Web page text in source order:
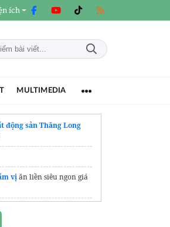
ích
MULTIMEDIA
động sản Thăng Long
vịăn liền siêu ngon giá